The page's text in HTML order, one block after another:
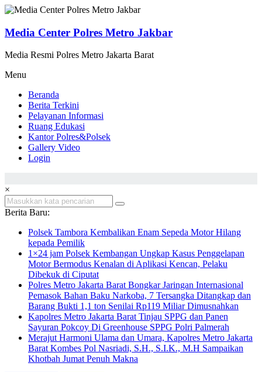
Lompat
konten
Media Center Polres Metro Jakbar
Media Resmi Polres Metro Jakarta Barat
Menu
Beranda
Berita Terkini
Pelayanan Informasi
Ruang Edukasi
Kantor Polres&Polsek
Gallery Video
Login
×
Berita Baru:
Polsek Tambora Kembalikan Enam Sepeda Motor Hilang
kepada Pemilik
1×24 jam Polsek Kembangan Ungkap Kasus Penggelapan
Motor Bermodus Kenalan di Aplikasi Kencan, Pelaku
Dibekuk di Ciputat
Polres Metro Jakarta Barat Bongkar Jaringan Internasional
Pemasok Bahan Baku Narkoba, 7 Tersangka Ditangkap dan
Barang Bukti 1,1 ton Senilai Rp119 Miliar Dimusnahkan
Kapolres Metro Jakarta Barat Tinjau SPPG dan Panen
Sayuran Pokcoy Di Greenhouse SPPG Polri Palmerah
Merajut Harmoni Ulama dan Umara, Kapolres Metro Jakarta
Barat Kombes Pol Nasriadi, S.H., S.I.K., M.H Sampaikan
Khotbah Jumat Penuh Makna